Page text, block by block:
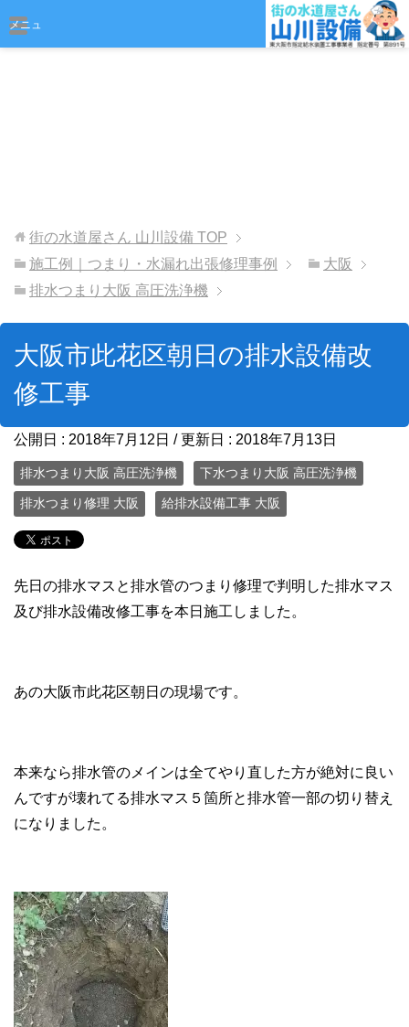
メニュ
街の水道屋さん 山川設備 TOP
施工例｜つまり・水漏れ出張修理事例
大阪
排水つまり大阪 高圧洗浄機
大阪市此花区朝日の排水設備改
修工事
公開日 : 2018年7月12日 / 更新日 : 2018年7月13日
排水つまり大阪 高圧洗浄機 下水つまり大阪 高圧洗浄機
排水つまり修理 大阪 給排水設備工事 大阪
先日の排水マスと排水管のつまり修理で判明した排水マス
及び排水設備改修工事を本日施工しました。
あの大阪市此花区朝日の現場です。
本来なら排水管のメインは全てやり直した方が絶対に良い
んですが壊れてる排水マス５箇所と排水管一部の切り替え
になりました。